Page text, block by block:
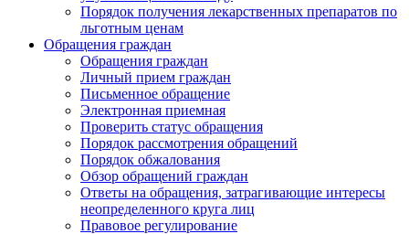
Порядок получения лекарственных препаратов по
льготным ценам
Обращения граждан
Обращения граждан
Личный прием граждан
Письменное обращение
Электронная приемная
Проверить статус обращения
Порядок рассмотрения обращений
Порядок обжалования
Обзор обращений граждан
Ответы на обращения, затрагивающие интересы
неопределенного круга лиц
Правовое регулирование